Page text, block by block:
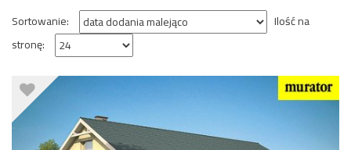
Sortowanie:
Ilość na
stronę: